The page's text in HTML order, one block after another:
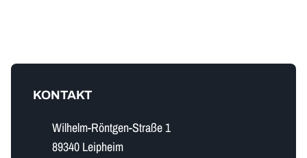
KONTAKT
Wilhelm-Röntgen-Straße 1
89340 Leipheim